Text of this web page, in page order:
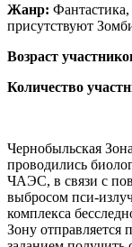
Жанр:
присутствуют
Возраст
Количество
Чернобыльская
проводились
ЧАЭС, в связи с
выбросом пси-
комплекса
Зону